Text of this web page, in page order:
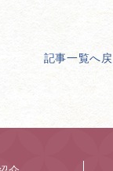
記事一覧へ